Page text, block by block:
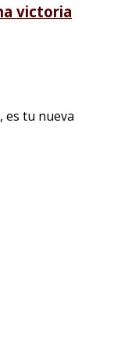
victoria
es tu nueva